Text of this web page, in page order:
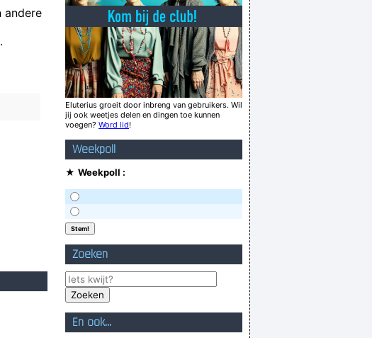
Krijg je met al dat inpoort volk bij de gemeente
als je quitte speelt heb je niets gewonnen
أنا أدخن سيجارة ، كان الموقد
kon spreken zou ze een eigen paspoort moeten hebben
dat is de moeder in de porseleinwinkel
hamster in verdween en nooit teruggevonden werd
Staat ze me daar wat zwanger te wezen gvd!
Verknoei je tijd op een nuttige manier!
Geej se lèllike voel hod!
andere
Eluterius groeit door inbreng van gebruikers. Wil
jij ook weetjes delen en dingen toe kunnen
voegen? Word lid!
Weekpoll
★ Weekpoll :
Zoeken
En ook...